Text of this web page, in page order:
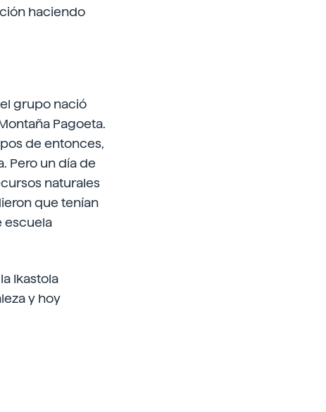
haciendo
grupo nació
Pagoeta.
de entonces,
Pero un día de
naturales
que tenían
escuela
Ikastola
y hoy